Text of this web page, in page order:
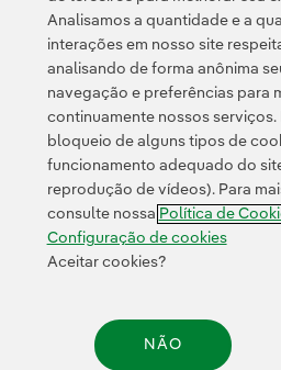
Política de
Transparência no uso da IA Política de
Acessibilidade Canal
© 2026 Iberdrola, S.A.
Analisamos a quantidade e a
interações em nosso site
analisando de forma anônima
navegação e preferências para
continuamente nossos serviços.
bloqueio de alguns tipos de
funcionamento adequado do
reprodução de vídeos). Para
consulte nossa Política de
Configuração de cookies
Aceitar cookies?
NÃO